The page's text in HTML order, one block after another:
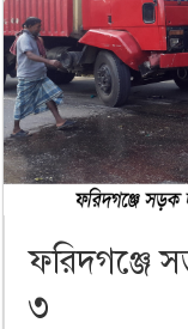
ফরিদগঞ্জে
৩